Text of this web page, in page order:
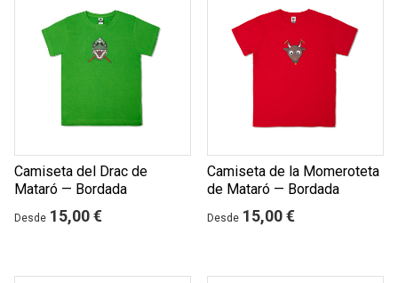
Camiseta del Drac de
Mataró — Bordada
Desde 15,00 €
Camiseta de la Momeroteta
de Mataró — Bordada
Desde 15,00 €